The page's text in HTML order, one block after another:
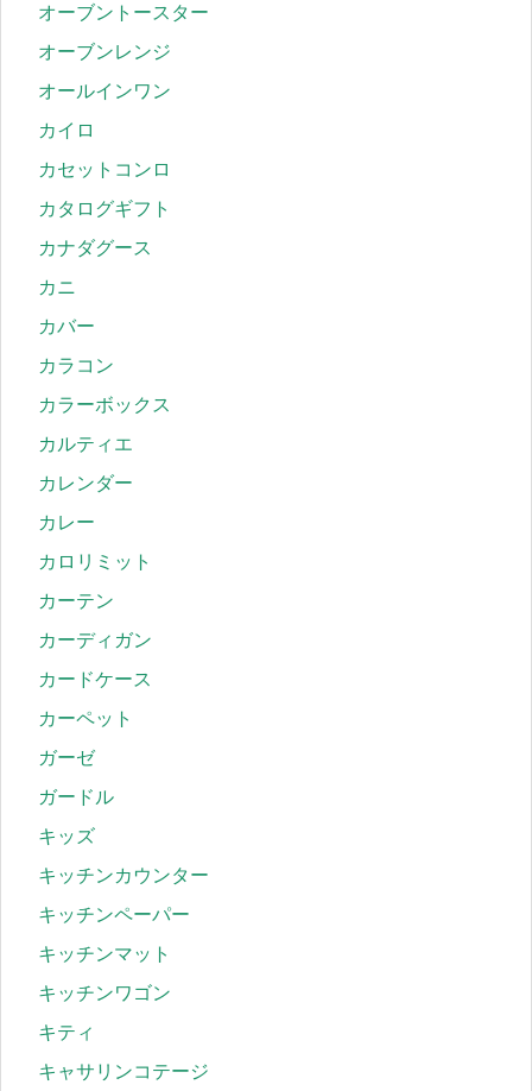
オーブントースター
オーブンレンジ
オールインワン
カイロ
カセットコンロ
カタログギフト
カナダグース
カニ
カバー
カラコン
カラーボックス
カルティエ
カレンダー
カレー
カロリミット
カーテン
カーディガン
カードケース
カーペット
ガーゼ
ガードル
キッズ
キッチンカウンター
キッチンペーパー
キッチンマット
キッチンワゴン
キティ
キャサリンコテージ